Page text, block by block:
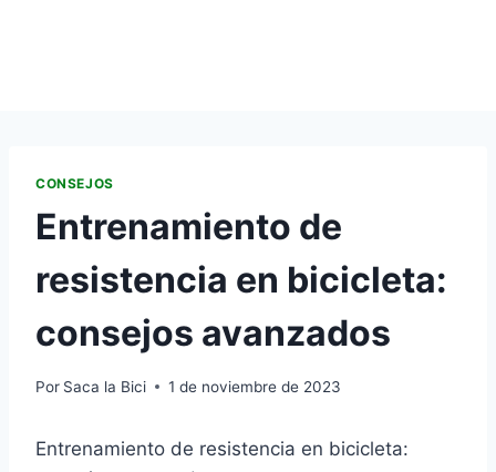
CONSEJOS
Entrenamiento de
resistencia en bicicleta:
consejos avanzados
Por Saca la Bici 1 de noviembre de 2023
Entrenamiento de resistencia en bicicleta: